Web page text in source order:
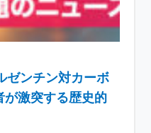
ゼンチン対カーボ
が激突する歴史的